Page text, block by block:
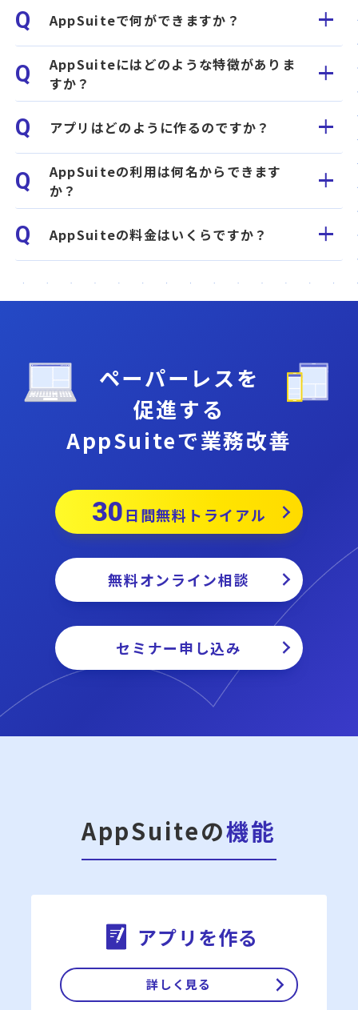
Q AppSuiteで何ができますか？
Q
AppSuiteにはどのような特徴がありま
すか？
Q アプリはどのように作るのですか？
Q
AppSuiteの利用は何名からできます
か？
Q AppSuiteの料金はいくらですか？
ペーパーレスを
促進する
AppSuiteで業務改善
30日間無料トライアル
無料オンライン相談
セミナー申し込み
AppSuiteの機能
アプリを作る
詳しく見る